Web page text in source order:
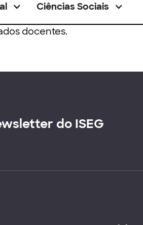
Ciências Sociais
docentes.
do ISEG